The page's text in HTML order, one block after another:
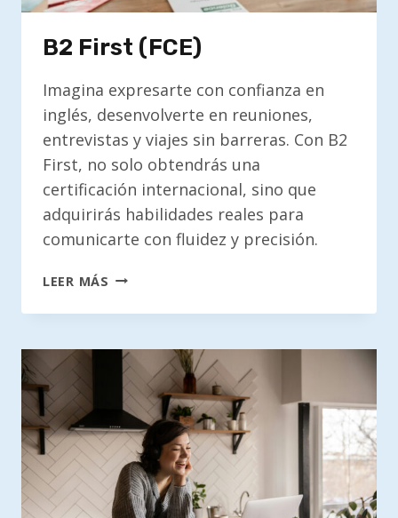
B2 First (FCE)
Imagina expresarte con confianza en
inglés, desenvolverte en reuniones,
entrevistas y viajes sin barreras. Con B2
First, no solo obtendrás una
certificación internacional, sino que
adquirirás habilidades reales para
comunicarte con fluidez y precisión.
LEER MÁS B2
(FCE)